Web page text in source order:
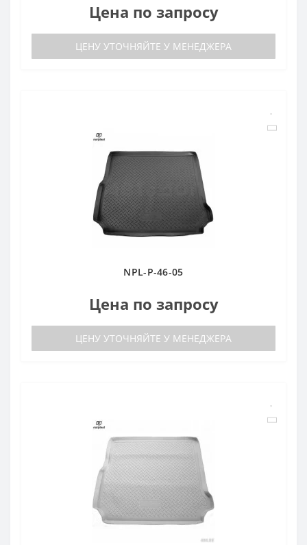
Цена по запросу
ЦЕНУ УТОЧНЯЙТЕ У МЕНЕДЖЕРА
NPL-P-46-05
Цена по запросу
ЦЕНУ УТОЧНЯЙТЕ У МЕНЕДЖЕРА